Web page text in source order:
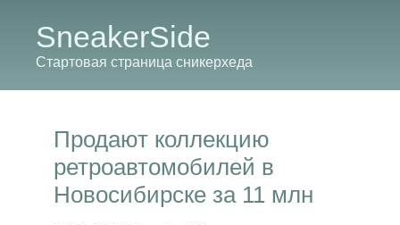
SneakerSide
Стартовая страница сникерхеда
Продают коллекцию
ретроавтомобилей в
Новосибирске за 11 млн